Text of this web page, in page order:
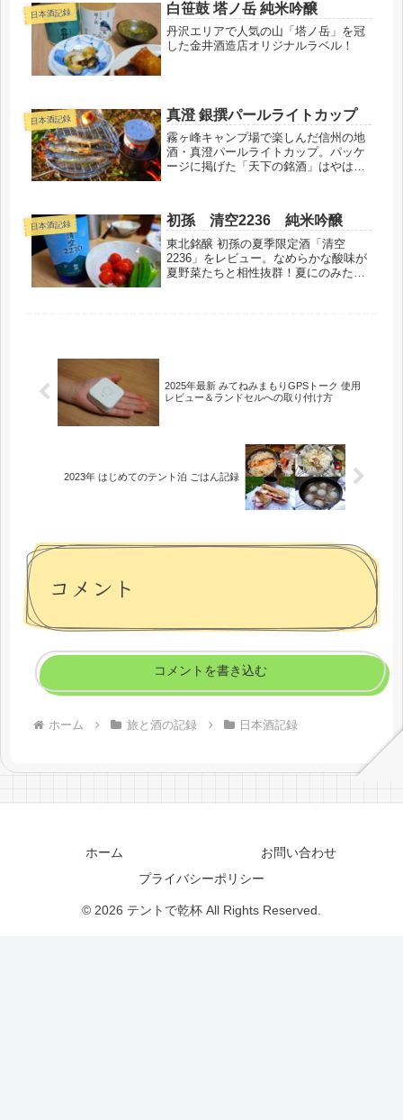
日本酒記録 白笹鼓 塔ノ岳 純米吟醸
丹沢エリアで人気の山「塔ノ岳」を冠
した金井酒造店オリジナルラベル！
日本酒記録 真澄 銀撰パールライトカップ
霧ヶ峰キャンプ場で楽しんだ信州の地
酒・真澄パールライトカップ。パッケ
ージに掲げた「天下の銘酒」はやはり
日本酒記録 初孫 清空2236 純米吟醸
東北銘醸 初孫の夏季限定酒「清空
2236」をレビュー。なめらかな酸味が
夏野菜たちと相性抜群！夏にのみたく
2025年最新 みてねみまもりGPSトーク 使用
レビュー＆ランドセルへの取り付け方
2023年 はじめてのテント泊 ごはん記録
コメント
コメントを書き込む
ホーム 旅と酒の記録 日本酒記録
ホーム
お問い合わせ
プライバシーポリシー
© 2026 テントで乾杯 All Rights Reserved.